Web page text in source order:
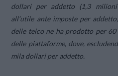
dollari per addetto (1,3
all’utile ante imposte per
delle telco ne ha prodotto per
delle piattaforme, dove,
mila dollari per addetto.